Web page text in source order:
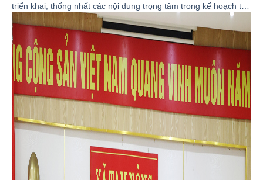
triển khai, thống nhất các nội dung trọng tâm trong kế hoạch tổ
chức chuỗi hoạt động chào mừng kỷ niệm 81 năm Cách mạng
Tháng Tám thành công (19/8/1945 - 19/8/2026) và Quốc khánh
nước Cộng hòa xã hội chủ nghĩa Việt Nam (02/9/1945 -
02/9/2026). Đồng chí Cao Thị Thu Phương - UVBTV, Phó Chủ
tịch UBND xã Tam Nông chủ trì hội nghị. Cùng tham dự buổi
họp có đồng chí Nguyễn Khắc Long - UVBTV, Chủ tịch
UBMTTQ Việt Nam xã Tam Nông, cùng các đồng chí là thành
viên Ban Tổ chức; lãnh đạo Mặt trận Tổ quốc xã đồng thời là
Trưởng các tổ chức chính trị - xã hội (Hội Nông dân, Hội Cựu
chiến binh, Hội LHPN, Đoàn Thanh niên); lãnh đạo các phòng
chuyên môn Phòng Văn hóa - Xã hội, Phòng Kinh tế, Văn phòng
HĐND & UBND, Trung tâm Dịch vụ sự nghiệp công, Công an xã,
Ban Chỉ huy Quân sự xã, Trạm Y tế xã cùng các đồng chí
Trưởng thôn trên địa bàn.